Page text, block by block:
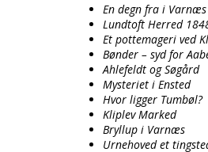
En degn fra i Varnæs
Lundtoft Herred
Et pottemageri ved
Bønder – syd for
Ahlefeldt og Søgård
Mysteriet i Ensted
Hvor ligger Tumbøl?
Kliplev Marked
Bryllup i Varnæs
Urnehoved et